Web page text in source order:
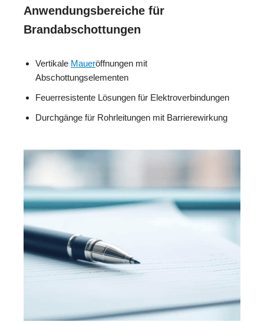
Anwendungsbereiche für
Brandabschottungen
Vertikale Maueröffnungen mit
Abschottungselementen
Feuerresistente Lösungen für Elektroverbindungen
Durchgänge für Rohrleitungen mit Barrierewirkung